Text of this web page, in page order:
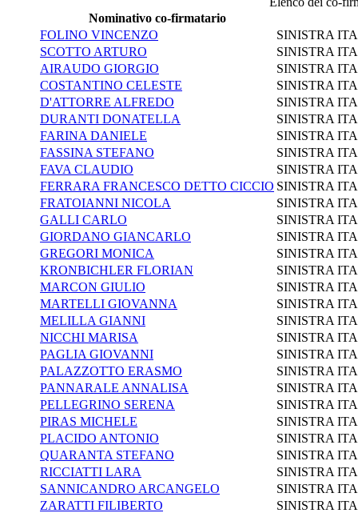
Nominativo co-firmatario
FOLINO VINCENZO
SINISTRA
SCOTTO ARTURO
SINISTRA
AIRAUDO GIORGIO
SINISTRA
COSTANTINO CELESTE
SINISTRA
D'ATTORRE ALFREDO
SINISTRA
DURANTI DONATELLA
SINISTRA
FARINA DANIELE
SINISTRA
FASSINA STEFANO
SINISTRA
FAVA CLAUDIO
SINISTRA
FERRARA FRANCESCO DETTO CICCIO SINISTRA
FRATOIANNI NICOLA
SINISTRA
GALLI CARLO
SINISTRA
GIORDANO GIANCARLO
SINISTRA
GREGORI MONICA
SINISTRA
KRONBICHLER FLORIAN
SINISTRA
MARCON GIULIO
SINISTRA
MARTELLI GIOVANNA
SINISTRA
MELILLA GIANNI
SINISTRA
NICCHI MARISA
SINISTRA
PAGLIA GIOVANNI
SINISTRA
PALAZZOTTO ERASMO
SINISTRA
PANNARALE ANNALISA
SINISTRA
PELLEGRINO SERENA
SINISTRA
PIRAS MICHELE
SINISTRA
PLACIDO ANTONIO
SINISTRA
QUARANTA STEFANO
SINISTRA
RICCIATTI LARA
SINISTRA
SANNICANDRO ARCANGELO
SINISTRA
ZARATTI FILIBERTO
SINISTRA